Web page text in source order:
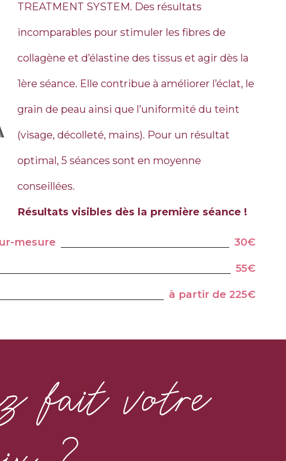
TREATMENT SYSTEM. Des résultats
incomparables pour stimuler les fibres de
collagène et d’élastine des tissus et agir dès la
1ère séance. Elle contribue à améliorer l’éclat, le
grain de peau ainsi que l’uniformité du teint
(visage, décolleté, mains). Pour un résultat
optimal, 5 séances sont en moyenne
conseillées.
Résultats visibles dès la première séance !
mesure 30€
55€
à partir de 225€
fait votre